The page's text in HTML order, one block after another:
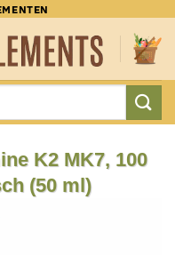
K2 MK7, 100
(50 ml)